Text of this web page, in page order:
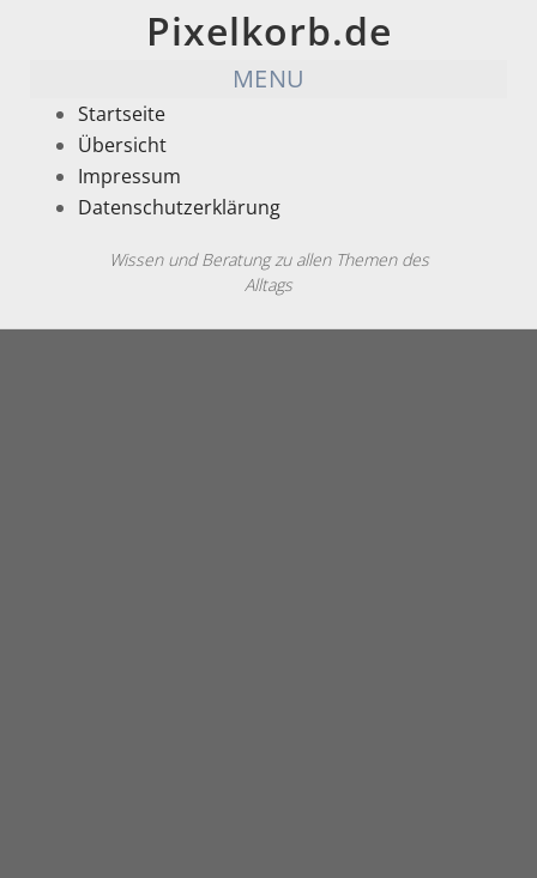
Pixelkorb.de
MENU
Startseite
Übersicht
Impressum
Datenschutzerklärung
Wissen und Beratung zu allen Themen des
Alltags